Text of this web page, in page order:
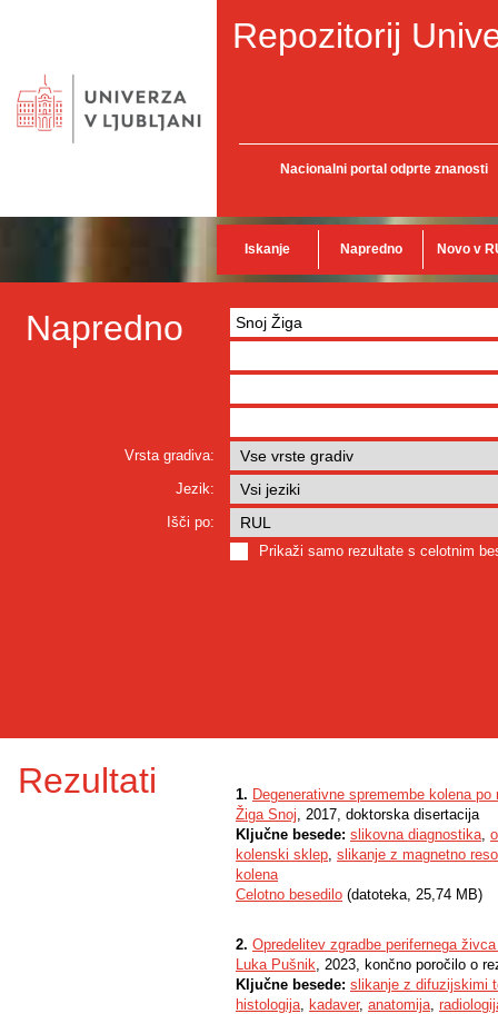
Repozitorij
Nacionalni portal odprte znanosti
Iskanje Napredno Novo v
Napredno
Vrsta gradiva:
Jezik:
Išči po:
Prikaži samo rezultate s celotnim
Rezultati 1. Degenerativne spremembe kolena
Žiga Snoj, 2017, doktorska disertacija
Ključne besede: slikovna diagnostika,
kolenski sklep, slikanje z magnetno
kolena
Celotno besedilo (datoteka, 25,74 MB)
2. Opredelitev zgradbe perifernega
Luka Pušnik, 2023, končno poročilo o
Ključne besede: slikanje z difuzijskimi
histologija, kadaver, anatomija,